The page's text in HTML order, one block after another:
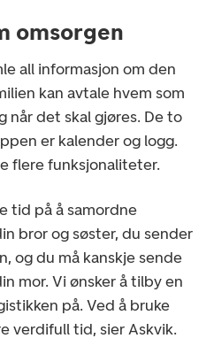
omsorgen
all informasjon om den
kan avtale hvem som
når det skal gjøres. De to
er kalender og logg.
flere funksjonaliteter.
tid på å samordne
bror og søster, du sender
og du må kanskje sende
mor. Vi ønsker å tilby en
på. Ved å bruke
verdifull tid, sier Askvik.